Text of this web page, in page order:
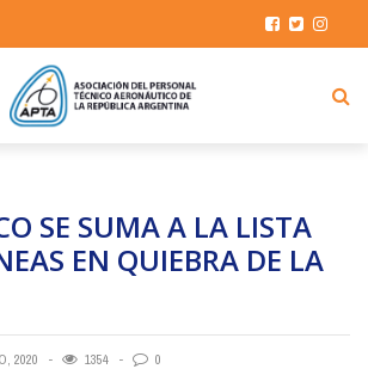
SE SUMA A LA LISTA
EN QUIEBRA DE LA
2020 1354 0